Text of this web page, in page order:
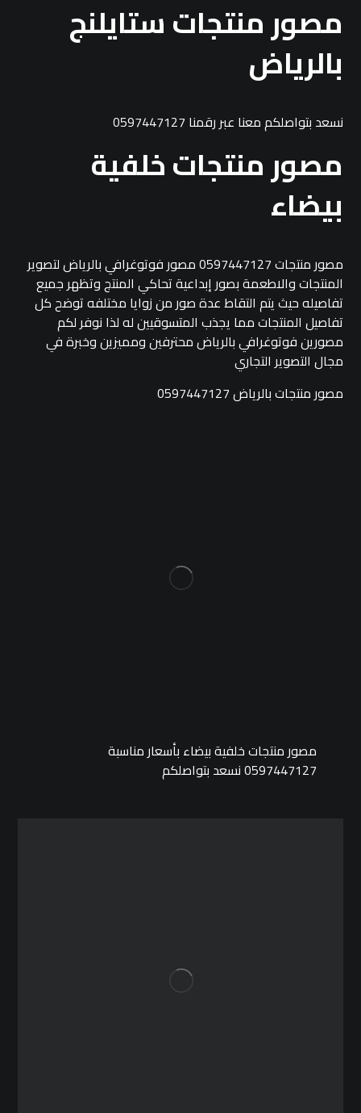
مصور منتجات ستايلنج
بالرياض
نسعد بتواصلكم معنا عبر رقمنا 0597447127
مصور منتجات خلفية
بيضاء
مصور منتجات 0597447127 مصور فوتوغرافي بالرياض لتصوير
المنتجات والاطعمة بصور إبداعية تحاكي المنتج وتظهر جميع
تفاصيله حيث يتم التقاط عدة صور من زوايا مختلفه توضح كل
تفاصيل المنتجات مما يجذب المتسوقيين له لذا نوفر لكم
مصورين فوتوغرافي بالرياض محترفين ومميزين وخبرة في
مجال التصوير التجاري
مصور منتجات بالرياض 0597447127
مصور منتجات خلفية بيضاء بأسعار مناسبة
0597447127 نسعد بتواصلكم